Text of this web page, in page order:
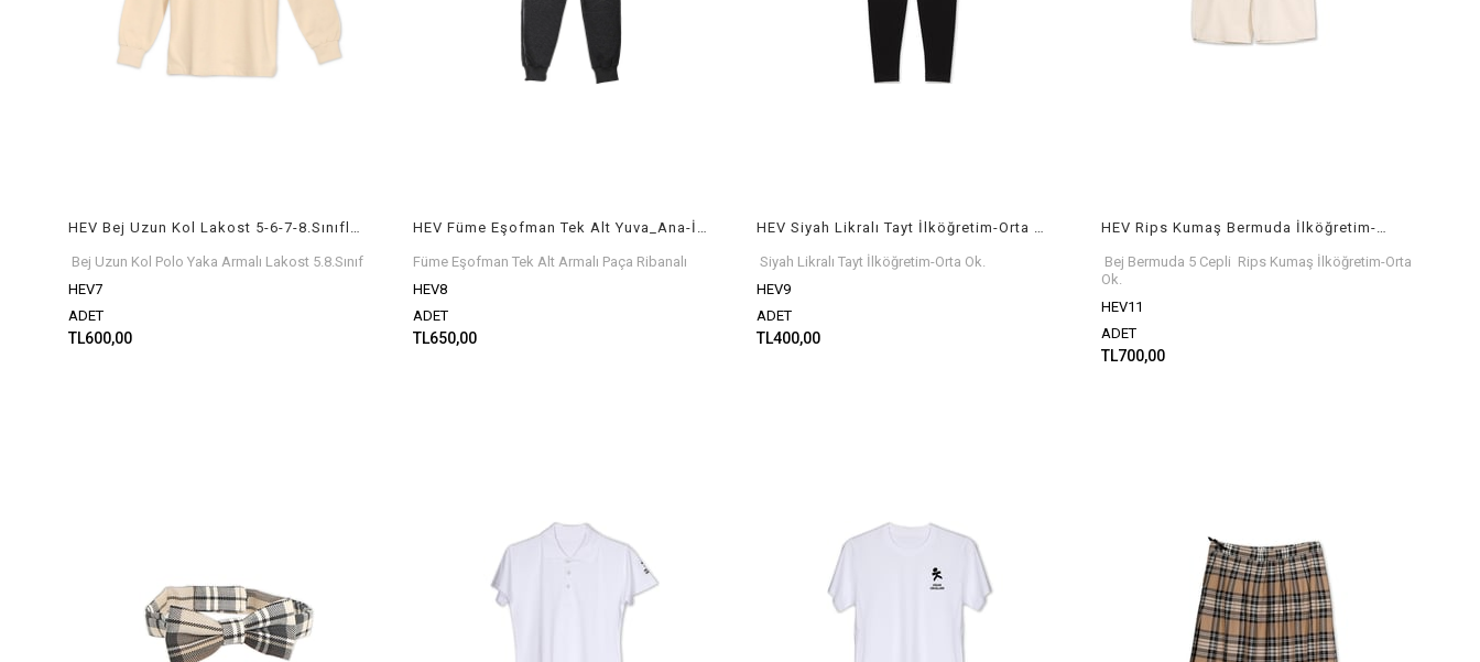
Bej Uzun Kol Polo Yaka Armalı Lakost 5.8.Sınıf
HEV7
ADET
TL600,00
Füme Eşofman Tek Alt Armalı Paça Ribanalı
HEV8
ADET
TL650,00
Siyah Likralı Tayt İlköğretim-Orta Ok.
HEV9
ADET
TL400,00
Bej Bermuda 5 Cepli Rips Kumaş İlköğretim-Orta
Ok.
HEV11
ADET
TL700,00